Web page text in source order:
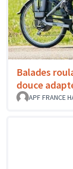
Balades
douce
APF FRANCE